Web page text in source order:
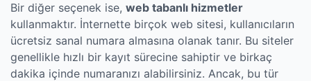
Bir diğer seçenek ise, web tabanlı hizmetler
kullanmaktır. İnternette birçok web sitesi, kullanıcıların
ücretsiz sanal numara almasına olanak tanır. Bu siteler
genellikle hızlı bir kayıt sürecine sahiptir ve birkaç
dakika içinde numaranızı alabilirsiniz. Ancak, bu tür